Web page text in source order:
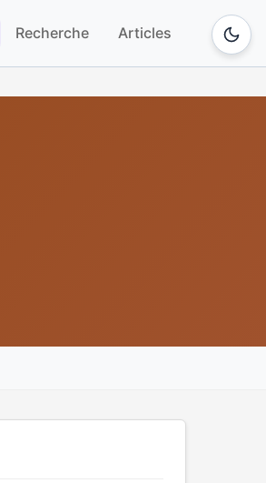
Recherche Articles